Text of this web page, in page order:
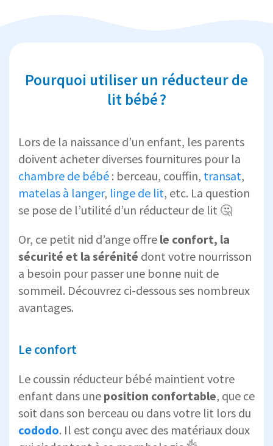
Pourquoi utiliser un réducteur de
lit bébé ?
Lors de la naissance d’un enfant, les parents
doivent acheter diverses fournitures pour la
chambre de bébé : berceau, couffin, transat,
matelas à langer, linge de lit, etc. La question
se pose de l’utilité d’un réducteur de lit 🤔
Or, ce petit nid d’ange offre le confort, la
sécurité et la sérénité dont votre nourrisson
a besoin pour passer une bonne nuit de
sommeil. Découvrez ci-dessous ses nombreux
avantages.
Le confort
Le coussin réducteur bébé maintient votre
enfant dans une position confortable, que ce
soit dans son berceau ou dans votre lit lors du
cododo. Il est conçu avec des matériaux doux